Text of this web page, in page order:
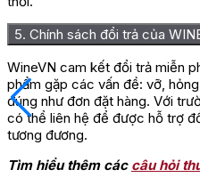
5. Chính sách đổi trả của
WineVN cam kết đổi trả miễn
phẩm gặp các vấn đề: vỡ,
đúng như đơn đặt hàng. Với
có thể liên hệ để được hỗ trợ
tương đương.
Tìm hiểu thêm các câu hỏi